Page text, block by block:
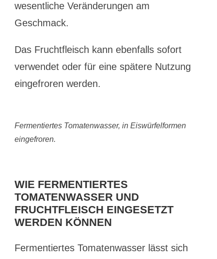
wesentliche Veränderungen am
Geschmack.
Das Fruchtfleisch kann ebenfalls sofort
verwendet oder für eine spätere Nutzung
eingefroren werden.
Fermentiertes Tomatenwasser, in Eiswürfelformen
eingefroren.
WIE FERMENTIERTES
TOMATENWASSER UND
FRUCHTFLEISCH EINGESETZT
WERDEN KÖNNEN
Fermentiertes Tomatenwasser lässt sich